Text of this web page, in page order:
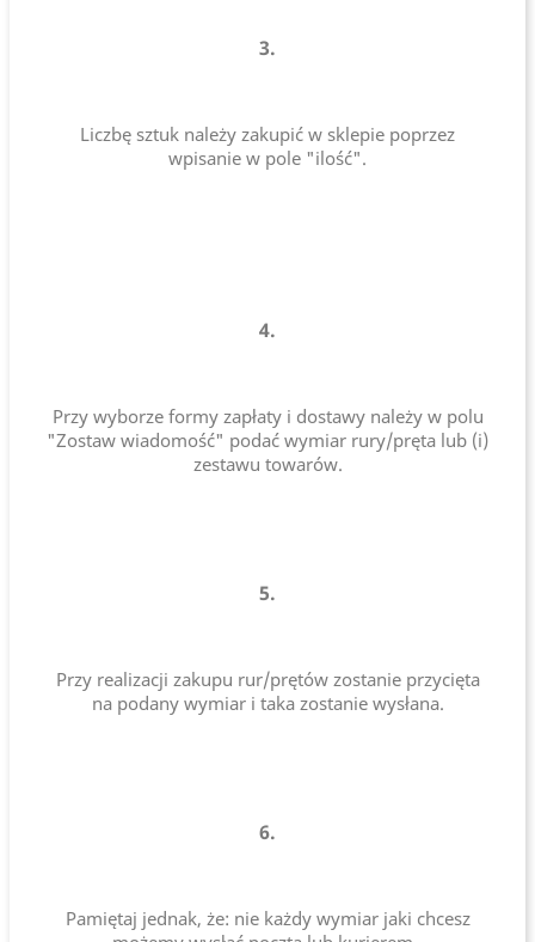
3.
Liczbę sztuk należy zakupić w sklepie poprzez
wpisanie w pole "ilość".
4.
Przy wyborze formy zapłaty i dostawy należy w polu
"Zostaw wiadomość" podać wymiar rury/pręta lub (i)
zestawu towarów.
5.
Przy realizacji zakupu rur/prętów zostanie przycięta
na podany wymiar i taka zostanie wysłana.
6.
Pamiętaj jednak, że: nie każdy wymiar jaki chcesz